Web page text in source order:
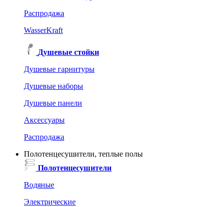
Распродажа
WasserKraft
Душевые стойки
Душевые гарнитуры
Душевые наборы
Душевые панели
Аксессуары
Распродажа
Полотенцесушители, теплые полы
Полотенцесушители
Водяные
Электрические